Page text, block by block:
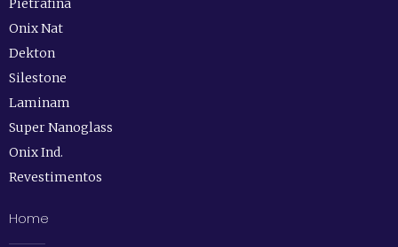
Pietrafina
Onix Nat
Dekton
Silestone
Laminam
Super Nanoglass
Onix Ind.
Revestimentos
Home